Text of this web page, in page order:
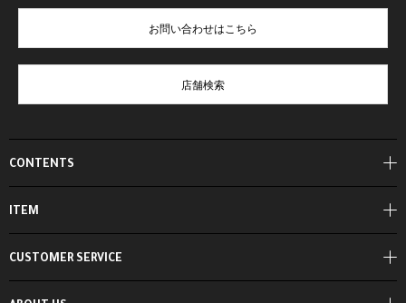
CONTENTS
ITEM
お問い合わせはこちら
店舗検索
CUSTOMER SERVICE